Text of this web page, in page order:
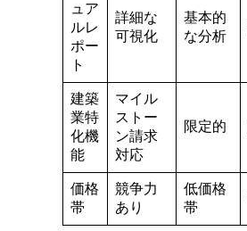
ュア
ルレ
ポー
ト
詳細な
可視化
基本的
な分析
建築
業特
化機
能
マイル
ストー
ン請求
対応
限定的
価格
帯
競争力
あり
低価格
帯